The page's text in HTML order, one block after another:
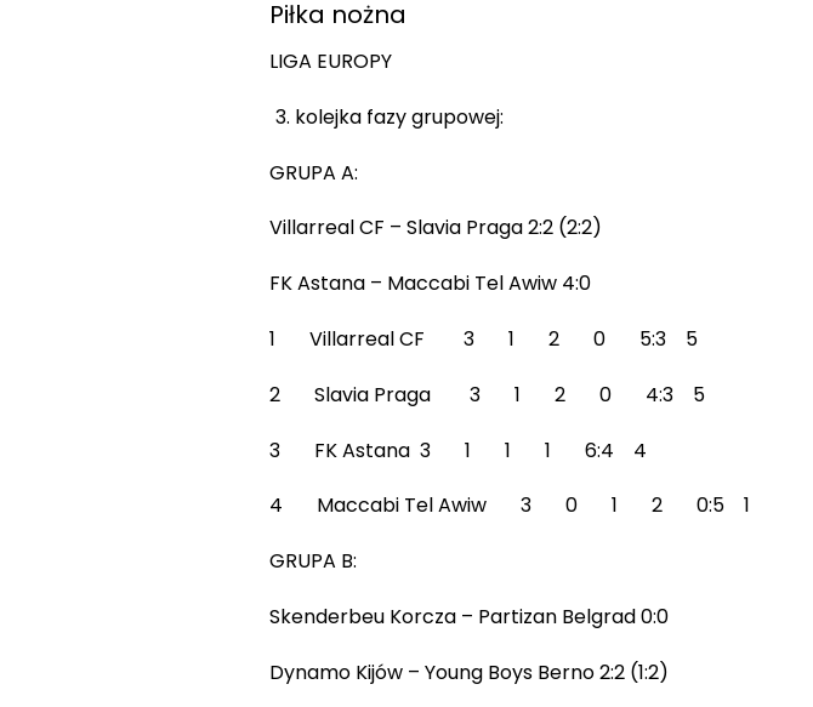
Piłka nożna
LIGA EUROPY
kolejka fazy grupowej:
GRUPA A:
Villarreal CF – Slavia Praga 2:2 (2:2)
FK Astana – Maccabi Tel Awiw 4:0
1 Villarreal CF 3 1 2 0 5:3 5
2 Slavia Praga 3 1 2 0 4:3 5
3 FK Astana 3 1 1 1 6:4 4
4 Maccabi Tel Awiw 3 0 1 2 0:5 1
GRUPA B:
Skenderbeu Korcza – Partizan Belgrad 0:0
Dynamo Kijów – Young Boys Berno 2:2 (1:2)